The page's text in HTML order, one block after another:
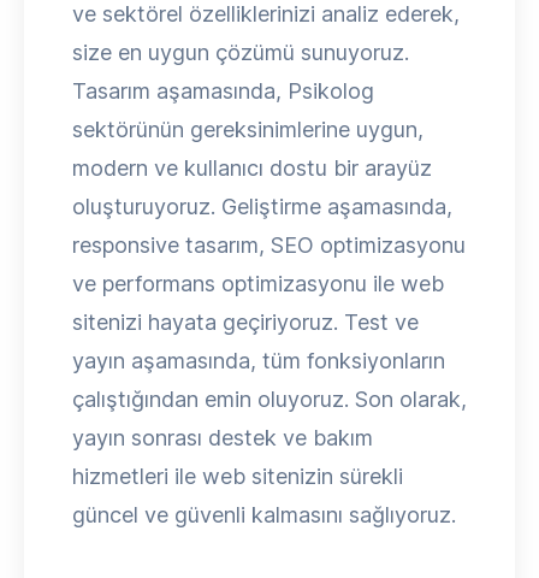
ve sektörel özelliklerinizi analiz ederek,
size en uygun çözümü sunuyoruz.
Tasarım aşamasında, Psikolog
sektörünün gereksinimlerine uygun,
modern ve kullanıcı dostu bir arayüz
oluşturuyoruz. Geliştirme aşamasında,
responsive tasarım, SEO optimizasyonu
ve performans optimizasyonu ile web
sitenizi hayata geçiriyoruz. Test ve
yayın aşamasında, tüm fonksiyonların
çalıştığından emin oluyoruz. Son olarak,
yayın sonrası destek ve bakım
hizmetleri ile web sitenizin sürekli
güncel ve güvenli kalmasını sağlıyoruz.